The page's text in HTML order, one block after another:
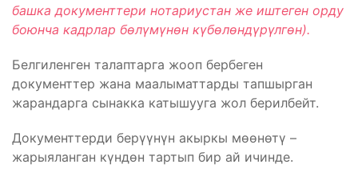
башка документтери нотариустан же иштеген орду
боюнча кадрлар бөлүмүнөн күбөлөндүрүлгөн).
Белгиленген талаптарга жооп бербеген
документтер жана маалыматтарды тапшырган
жарандарга сынакка катышууга жол берилбейт.
Документтерди берүүнүн акыркы мөөнөтү –
жарыяланган күндөн тартып бир ай ичинде.